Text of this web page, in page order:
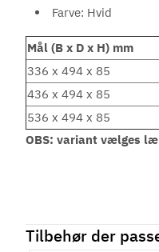
Farve: Hvid
Mål (B x D x H) mm
336 x 494 x 85
436 x 494 x 85
536 x 494 x 85
OBS: variant vælges
Tilbehør der